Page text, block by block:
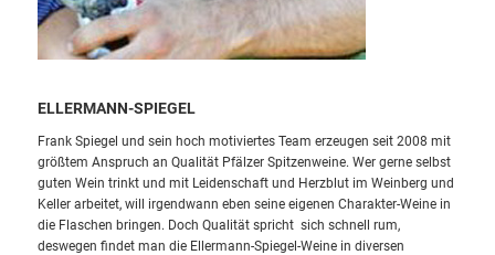
ELLERMANN-SPIEGEL
Frank Spiegel und sein hoch motiviertes Team erzeugen seit 2008 mit
größtem Anspruch an Qualität Pfälzer Spitzenweine. Wer gerne selbst
guten Wein trinkt und mit Leidenschaft und Herzblut im Weinberg und
Keller arbeitet, will irgendwann eben seine eigenen Charakter-Weine in
die Flaschen bringen. Doch Qualität spricht sich schnell rum,
deswegen findet man die Ellermann-Spiegel-Weine in diversen